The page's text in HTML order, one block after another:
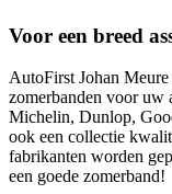
Voor een breed
AutoFirst Johan
zomerbanden voor uw
Michelin, Dunlop,
ook een collectie
fabrikanten worden
een goede zomerband!